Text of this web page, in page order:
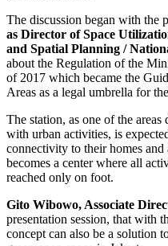
The discussion began with the
as Director of Space
and Spatial Planning /
about the Regulation of the
of 2017 which became the
Areas as a legal umbrella for
The station, as one of the
with urban activities, is
connectivity to their homes
becomes a center where all
reached only on foot.
Gito Wibowo, Associate
presentation session, that with
concept can also be a solution